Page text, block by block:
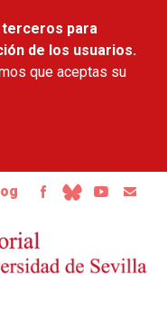
terceros para
de los usuarios.
que aceptas su